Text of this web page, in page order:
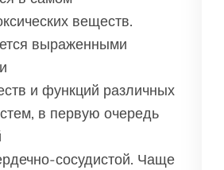
веществ.
выраженными
и функций различных
в первую очередь
сосудистой. Чаще